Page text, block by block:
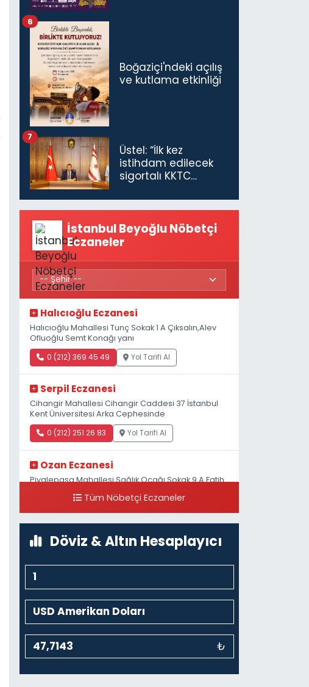
Boğaziçi'ndeki açılış
ve kutlama etkinliği
6
Üstel: “İlk kez
istihdam edilecek
sigortalı KKTC
maaş desteğini 35
bin TL'ye çıkardık”
7
İstanbul Beyoğlu Nöbetçi
Eczaneler
Halıcıoğlu Eczanesi
Halıcıoğlu Mahallesi Tunç Sokak 1 A Çıksalın,Alev
Ofluoğlu Semt Konağı yanı
0 (212) 369 45 49 Yol Tarifi Al
Serpil Eczanesi
Cihangir Mahallesi Cihangir Caddesi 37 İstanbul
Kent Üniversitesi Arka Cephesinde
0 (212) 251 26 83 Yol Tarifi Al
Ozan Eczanesi
Piyalepaşa Mahallesi Sağlık Ocağı Sokak 9 A Fatih
Tüm Nöbetçi Eczaneler
Döviz & Altın Hesaplayıcı
₺